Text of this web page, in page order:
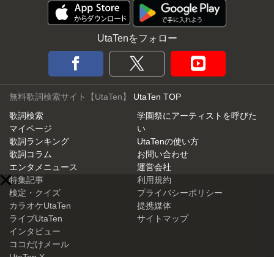
UtaTenをフォロー
無料歌詞検索サイト【UtaTen】 UtaTen TOP
歌詞検索
マイページ
歌詞ランキング
歌詞コラム
エンタメニュース
特集記事
検定・クイズ
カラオケUtaTen
ライブUtaTen
インタビュー
ココだけメール
学園祭にアーティストを呼びた
い
UtaTenの使い方
お問い合わせ
運営会社
利用規約
プライバシーポリシー
提携媒体
サイトマップ